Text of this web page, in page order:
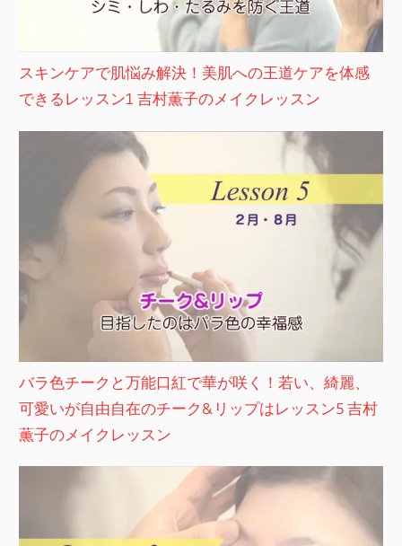
スキンケアで肌悩み解決！美肌への王道ケアを体感
できるレッスン1 吉村薫子のメイクレッスン
バラ色チークと万能口紅で華が咲く！若い、綺麗、
可愛いが自由自在のチーク&リップはレッスン5 吉村
薫子のメイクレッスン